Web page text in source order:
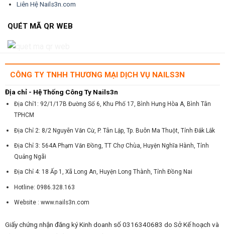
Liên Hệ Nails3n.com
QUÉT MÃ QR WEB
CÔNG TY TNHH THƯƠNG MẠI DỊCH VỤ NAILS3N
Địa chỉ - Hệ Thống Công Ty Nails3n
Địa Chỉ1: 92/1/17B Đường Số 6, Khu Phố 17, Bình Hưng Hòa A, Bình Tân
TPHCM
Địa Chỉ 2: 8/2 Nguyễn Văn Cừ, P. Tân Lập, Tp. Buôn Ma Thuột, Tỉnh Đắk Lắk
Địa Chỉ 3: 564A Phạm Văn Đồng, TT Chợ Chùa, Huyện Nghĩa Hành, Tỉnh
Quảng Ngãi
Địa Chỉ 4: 18 Ấp 1, Xã Long An, Huyện Long Thành, Tỉnh Đồng Nai
Hotline: 0986.328.163
Website : www.nails3n.com
Giấy chứng nhận đăng ký Kinh doanh số 0316340683 do Sở Kế hoạch và